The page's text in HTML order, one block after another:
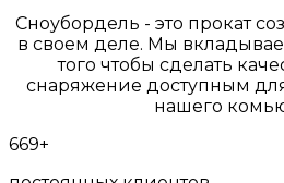
Сноубордель - это прокат
в своем деле. Мы
того чтобы сделать
снаряжение доступным
нашего
669+